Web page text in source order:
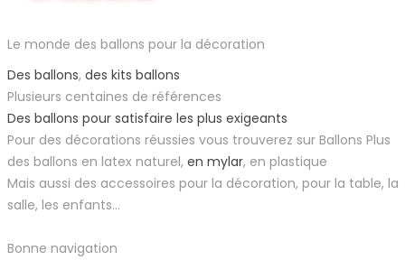
Le monde des ballons pour la décoration
Des ballons, des kits ballons
Plusieurs centaines de références
Des ballons pour satisfaire les plus exigeants
Pour des décorations réussies vous trouverez sur Ballons Plus
des ballons en latex naturel, en mylar, en plastique
Mais aussi des accessoires pour la décoration, pour la table, la
salle, les enfants...
Bonne navigation